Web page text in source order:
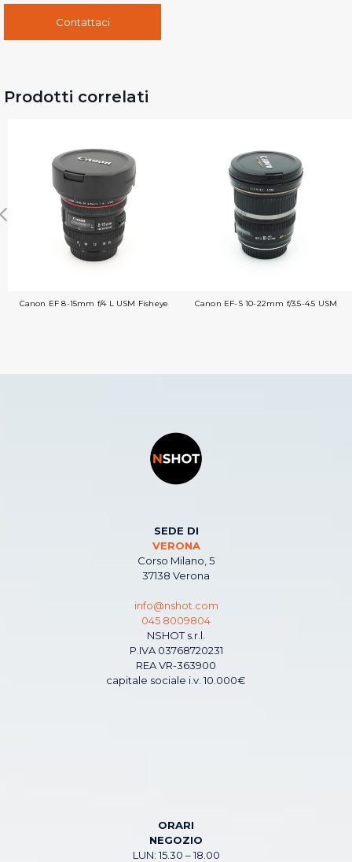
Contattaci
Prodotti correlati
Canon EF 8-15mm f/4 L USM Fisheye Canon EF-S 10-22mm f/3.5-4.5 USM
SEDE DI
VERONA
Corso Milano, 5
37138 Verona
info@nshot.com
045 8009804
NSHOT s.r.l.
P.IVA 03768720231
REA VR-363900
capitale sociale i.v. 10.000€
ORARI
NEGOZIO
LUN: 15.30 – 18.00